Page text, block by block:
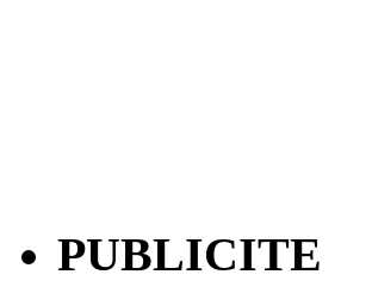
PUBLICITE